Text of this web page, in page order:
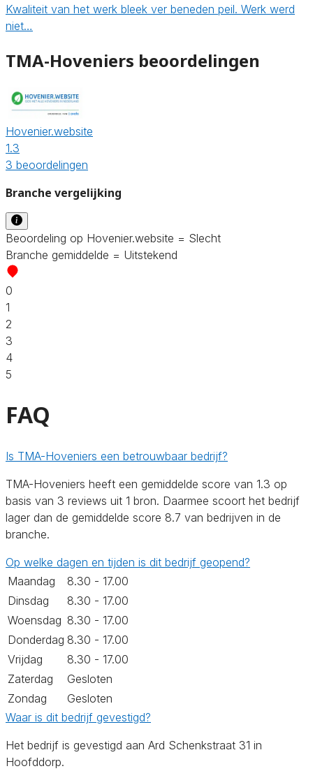
Kwaliteit van het werk bleek ver beneden peil. Werk werd
niet…
TMA-Hoveniers beoordelingen
Hovenier.website
1.3
3 beoordelingen
Branche vergelijking
Beoordeling op Hovenier.website = Slecht
Branche gemiddelde = Uitstekend
0
1
2
3
4
5
FAQ
Is TMA-Hoveniers een betrouwbaar bedrijf?
TMA-Hoveniers heeft een gemiddelde score van 1.3 op
basis van 3 reviews uit 1 bron. Daarmee scoort het bedrijf
lager dan de gemiddelde score 8.7 van bedrijven in de
branche.
Op welke dagen en tijden is dit bedrijf geopend?
Maandag
8.30 - 17.00
Dinsdag
8.30 - 17.00
Woensdag 8.30 - 17.00
Donderdag 8.30 - 17.00
Vrijdag
8.30 - 17.00
Zaterdag
Gesloten
Zondag
Gesloten
Waar is dit bedrijf gevestigd?
Het bedrijf is gevestigd aan Ard Schenkstraat 31 in
Hoofddorp.